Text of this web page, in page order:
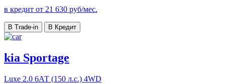
в кредит от 21 630 руб/мес.
В Trade-in В Кредит
kia Sportage
Luxe 2.0 6АТ (150 л.с.) 4WD